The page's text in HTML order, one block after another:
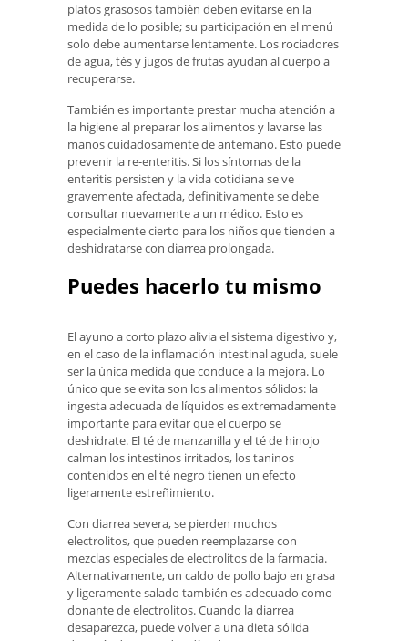
platos grasosos también deben evitarse en la
medida de lo posible; su participación en el menú
solo debe aumentarse lentamente. Los rociadores
de agua, tés y jugos de frutas ayudan al cuerpo a
recuperarse.
También es importante prestar mucha atención a
la higiene al preparar los alimentos y lavarse las
manos cuidadosamente de antemano. Esto puede
prevenir la re-enteritis. Si los síntomas de la
enteritis persisten y la vida cotidiana se ve
gravemente afectada, definitivamente se debe
consultar nuevamente a un médico. Esto es
especialmente cierto para los niños que tienden a
deshidratarse con diarrea prolongada.
Puedes hacerlo tu mismo
El ayuno a corto plazo alivia el sistema digestivo y,
en el caso de la inflamación intestinal aguda, suele
ser la única medida que conduce a la mejora. Lo
único que se evita son los alimentos sólidos: la
ingesta adecuada de líquidos es extremadamente
importante para evitar que el cuerpo se
deshidrate. El té de manzanilla y el té de hinojo
calman los intestinos irritados, los taninos
contenidos en el té negro tienen un efecto
ligeramente estreñimiento.
Con diarrea severa, se pierden muchos
electrolitos, que pueden reemplazarse con
mezclas especiales de electrolitos de la farmacia.
Alternativamente, un caldo de pollo bajo en grasa
y ligeramente salado también es adecuado como
donante de electrolitos. Cuando la diarrea
desaparezca, puede volver a una dieta sólida